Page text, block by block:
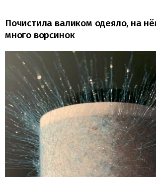
Почистила валиком одеяло, на
много ворсинок